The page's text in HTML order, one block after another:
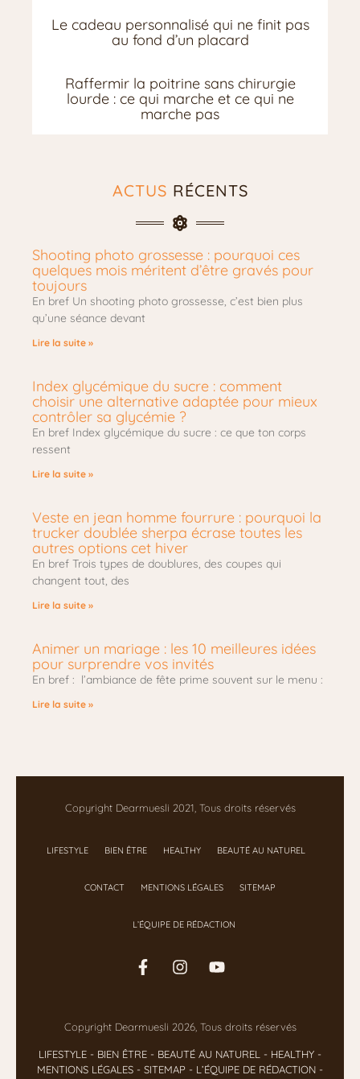
Le cadeau personnalisé qui ne finit pas
au fond d’un placard
Raffermir la poitrine sans chirurgie
lourde : ce qui marche et ce qui ne
marche pas
ACTUS RÉCENTS
Shooting photo grossesse : pourquoi ces
quelques mois méritent d’être gravés pour
toujours
En bref Un shooting photo grossesse, c’est bien plus
qu’une séance devant
Lire la suite »
Index glycémique du sucre : comment
choisir une alternative adaptée pour mieux
contrôler sa glycémie ?
En bref Index glycémique du sucre : ce que ton corps
ressent
Lire la suite »
Veste en jean homme fourrure : pourquoi la
trucker doublée sherpa écrase toutes les
autres options cet hiver
En bref Trois types de doublures, des coupes qui
changent tout, des
Lire la suite »
Animer un mariage : les 10 meilleures idées
pour surprendre vos invités
En bref : l’ambiance de fête prime souvent sur le menu :
Lire la suite »
Copyright Dearmuesli 2021, Tous droits réservés
LIFESTYLE BIEN ÊTRE HEALTHY BEAUTÉ AU NATUREL
CONTACT MENTIONS LÉGALES SITEMAP
L’ÉQUIPE DE RÉDACTION
Copyright Dearmuesli 2026, Tous droits réservés
LIFESTYLE - BIEN ÊTRE - BEAUTÉ AU NATUREL - HEALTHY -
MENTIONS LÉGALES - SITEMAP - L’ÉQUIPE DE RÉDACTION -